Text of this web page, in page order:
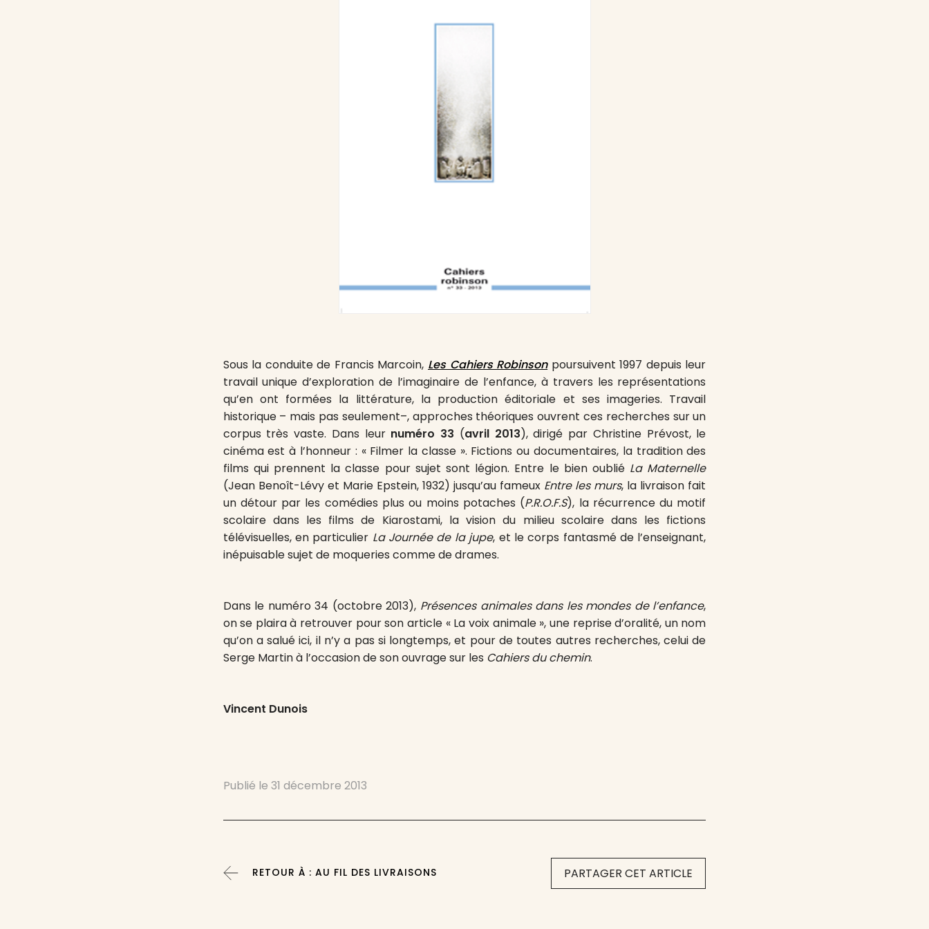
Sous la conduite de Francis Marcoin, Les Cahiers Robinsonpoursuivent 1997 depuis leur
travail unique d’exploration de l’imaginaire de l’enfance, à travers les représentations
qu’en ont formées la littérature, la production éditoriale et ses imageries. Travail
historique – mais pas seulement–, approches théoriques ouvrent ces recherches sur un
corpus très vaste. Dans leur numéro 33 (avril 2013), dirigé par Christine Prévost, le
cinéma est à l’honneur : « Filmer la classe ». Fictions ou documentaires, la tradition des
films qui prennent la classe pour sujet sont légion. Entre le bien oublié La Maternelle
(Jean Benoît-Lévy et Marie Epstein, 1932) jusqu’au fameux Entre les murs, la livraison fait
un détour par les comédies plus ou moins potaches (P.R.O.F.S), la récurrence du motif
scolaire dans les films de Kiarostami, la vision du milieu scolaire dans les fictions
télévisuelles, en particulier La Journée de la jupe, et le corps fantasmé de l’enseignant,
inépuisable sujet de moqueries comme de drames.
Dans le numéro 34 (octobre 2013), Présences animales dans les mondes de l’enfance,
on se plaira à retrouver pour son article « La voix animale », une reprise d’oralité, un nom
qu’on a salué ici, il n’y a pas si longtemps, et pour de toutes autres recherches, celui de
Serge Martin à l’occasion de son ouvrage sur les Cahiers du chemin.
Vincent Dunois
Publié le 31 décembre 2013
PARTAGER CET ARTICLE
RETOUR À : AU FIL DES LIVRAISONS